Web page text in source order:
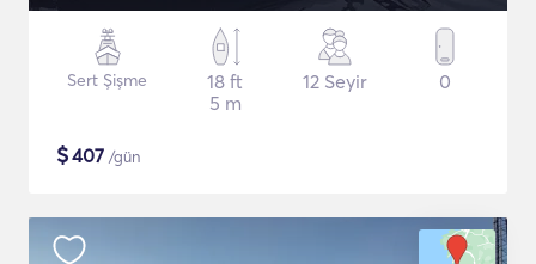
Sert Şişme
18 ft
5 m
12 Seyir 0
$407 /gün